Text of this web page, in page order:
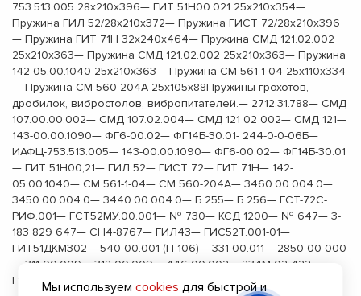
753.513.005 28х210х396— ГИТ 51Н00.021 25х210х354—
Пружина ГИЛ 52/28х210х372— Пружина ГИСТ 72/28х210х396
— Пружина ГИТ 71Н 32х240х464— Пружина СМД 121.02.002
25х210х363— Пружина СМД 121.02.002 25х210х363— Пружина
142-05.00.1040 25х210х363— Пружина СМ 561-1-04 25х110х334
— Пружина СМ 560-204А 25х105х88Пружины грохотов,
дробилок, вибростолов, вибропитателей.— 2712.31.788— СМД
107.00.00.002— СМД 107.02.004— СМД 121 02 002— СМД 121—
143-00.00.1090— ФГ6-00.02— ФГ14Б-30.01- 244-0-0-06Б—
ИАФЦ-753.513.005— 143-00.00.1090— ФГ6-00.02— ФГ14Б-30.01
— ГИТ 51Н00,21— ГИЛ 52— ГИСТ 72— ГИТ 71Н— 142-
05.00.1040— СМ 561-1-04— СМ 560-204А— 3460.00.004.0—
3450.00.004.0— 3440.00.004.0— Б 255— Б 256— ГСТ-72С-
РИФ.001— ГСТ52МУ.00.001— № 730— КСД 1200— № 647— 3-
183 829 647— СН4-8767— ГИЛ43— ГИС52Т.001-01—
ГИТ51ДКМ302— 540-00.001 (П-106)— 331-00.011— 2850-00-000
— 311-00.009— 312-00.009— 446-00.002— 234М-02-422—
Г13733.142.001Б— ОП-6А— ОП-6— ОП-3— ГИТ31.0001
Мы используемcookies для быстрой и